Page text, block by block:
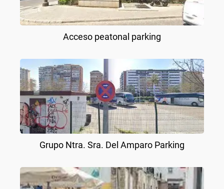
Acceso peatonal parking
Grupo Ntra. Sra. Del Amparo Parking